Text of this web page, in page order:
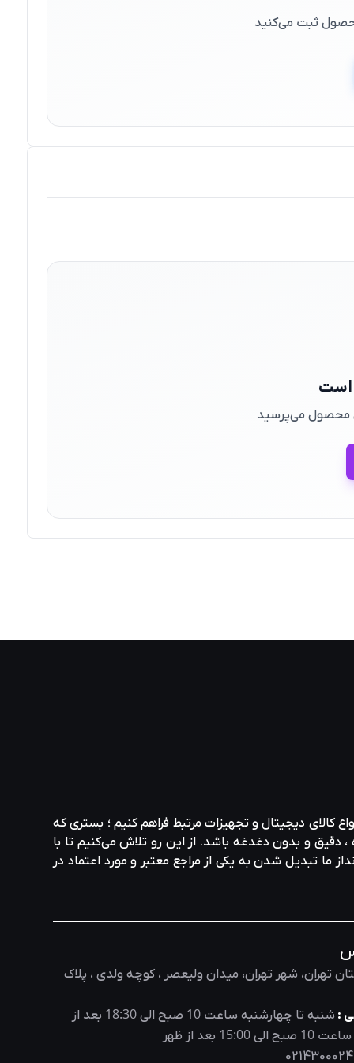
محصول ثبت می‌کنید
است
محصول می‌پرسید
کالای دیجیتال و تجهیزات مرتبط فراهم کنیم ؛ بستری که
دقیق و بدون دغدغه باشد. از این رو تلاش می‌کنیم تا با
ما تبدیل شدن به یکی از مراجع معتبر و مورد اعتماد در
تهران، شهر تهران، میدان ولیعصر ، کوچه ولدی ، پلاک
: شنبه تا چهارشنبه ساعت صبح الی 18:30 بعد از
ساعت
صبح الی 15:00 بعد از ظهر